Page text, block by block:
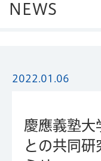
NEWS
2022.01.06
慶應義塾大
との共同研